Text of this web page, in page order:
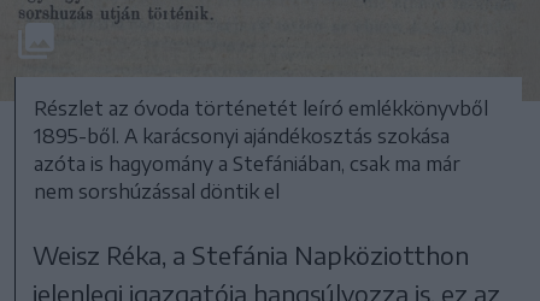
Részlet az óvoda történetét leíró emlékkönyvből
1895-ből. A karácsonyi ajándékosztás szokása
azóta is hagyomány a Stefániában, csak ma már
nem sorshúzással döntik el
Weisz Réka, a Stefánia Napköziotthon
jelenlegi igazgatója hangsúlyozza is, ez az